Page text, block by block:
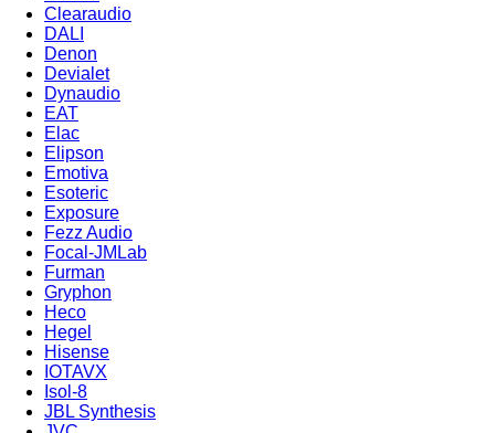
Clearaudio
DALI
Denon
Devialet
Dynaudio
EAT
Elac
Elipson
Emotiva
Esoteric
Exposure
Fezz Audio
Focal-JMLab
Furman
Gryphon
Heco
Hegel
Hisense
IOTAVX
Isol-8
JBL Synthesis